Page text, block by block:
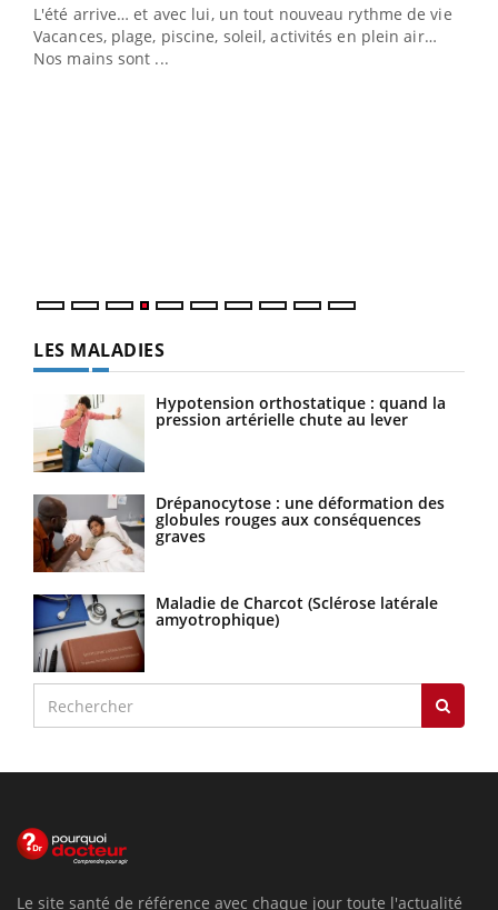
L'été arrive… et avec lui, un tout nouveau rythme de vie !
Vacances, plage, piscine, soleil, activités en plein air…
Nos mains sont ...
LES MALADIES
Hypotension orthostatique : quand la
pression artérielle chute au lever
Drépanocytose : une déformation des
globules rouges aux conséquences
graves
Maladie de Charcot (Sclérose latérale
amyotrophique)
Le site santé de référence avec chaque jour toute l'actualité